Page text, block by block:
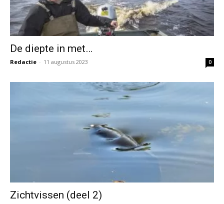
De diepte in met…
Redactie - 11 augustus 2023 0
Zichtvissen (deel 2)